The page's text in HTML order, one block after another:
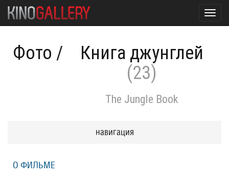
Фото /
Книга джунглей
(23)
The Jungle Book
навигация
О ФИЛЬМЕ